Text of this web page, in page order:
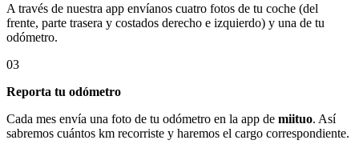
A través de nuestra app envíanos cuatro fotos de tu coche (del
frente, parte trasera y costados derecho e izquierdo) y una de tu
odómetro.
03
Reporta tu odómetro
Cada mes envía una foto de tu odómetro en la app de miituo. Así
sabremos cuántos km recorriste y haremos el cargo correspondiente.